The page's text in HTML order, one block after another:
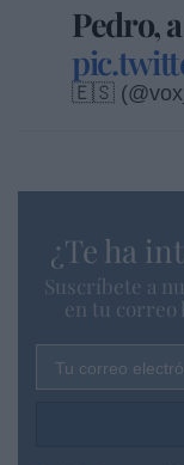
Pedro,
🇪🇸
¿Te ha
Suscríbete a
en tu correo
Tu correo